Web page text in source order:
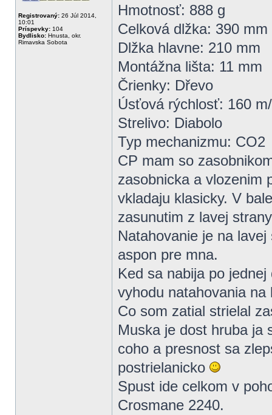
Registrovaný: 26 Júl 2014,
10:01
Príspevky: 104
Bydlisko: Hnusta, okr.
Rimavska Sobota
Hmotnosť: 888 g
Celková dlžka: 390 mm
Dlžka hlavne: 210 mm
Montážna lišta: 11 mm
Črienky: Dřevo
Úsťová rýchlosť: 160
Strelivo: Diabolo
Typ mechanizmu: CO2
CP mam so
zasobnicka a vlozenim
vkladaju klasicky. V
zasunutim z lavej
Natahovanie je na
aspon pre mna.
Ked sa nabija po
vyhodu natahovania na
Co som zatial strielal
Muska je dost hruba ja
coho a presnost sa
postrielanicko
Spust ide celkom v
Crosmane 2240.